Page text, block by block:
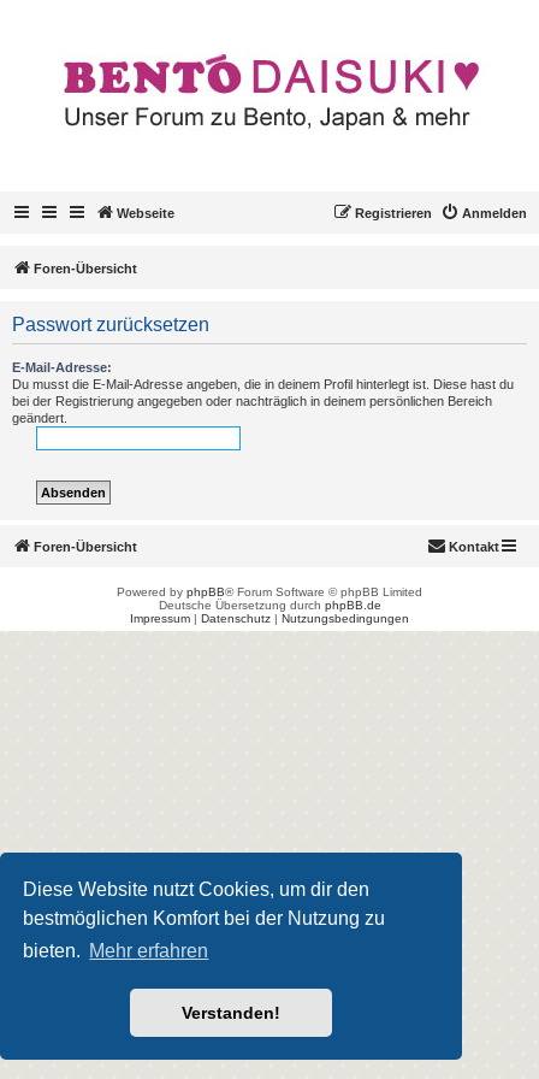
Diese Website nutzt Cookies, um dir den
bestmöglichen Komfort bei der Nutzung zu
bieten. Mehr erfahren
Verstanden!
Webseite Anmelden
Registrieren
Foren-Übersicht
Passwort zurücksetzen
E-Mail-Adresse:
Du musst die E-Mail-Adresse angeben, die in deinem Profil hinterlegt ist. Diese hast du
bei der Registrierung angegeben oder nachträglich in deinem persönlichen Bereich
geändert.
Foren-Übersicht Kontakt
Powered by phpBB® Forum Software © phpBB Limited
Deutsche Übersetzung durch phpBB.de
Impressum | Datenschutz | Nutzungsbedingungen